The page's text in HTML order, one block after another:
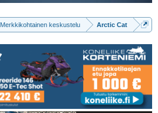
Merkkikohtainen keskustelu Arctic Cat